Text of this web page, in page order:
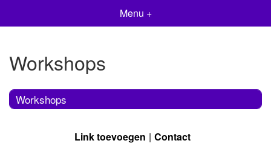
Menu +
Workshops
Workshops
Link toevoegen Contact